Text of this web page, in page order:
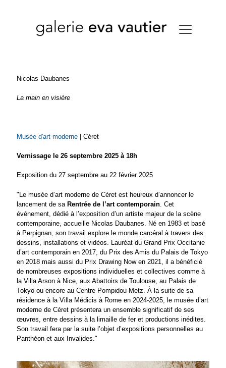
Nicolas Daubanes
La main en visière
Musée d'art moderne | Céret
Vernissage le 26 septembre 2025 à 18h
Exposition du 27 septembre au 22 février 2025
"Le musée d’art moderne de Céret est heureux d’annoncer le
lancement de sa Rentrée de l’art contemporain. Cet
événement, dédié à l’exposition d’un artiste majeur de la scène
contemporaine, accueille Nicolas Daubanes. Né en 1983 et basé
à Perpignan, son travail explore le monde carcéral à travers des
dessins, installations et vidéos. Lauréat du Grand Prix Occitanie
d’art contemporain en 2017, du Prix des Amis du Palais de Tokyo
en 2018 mais aussi du Prix Drawing Now en 2021, il a bénéficié
de nombreuses expositions individuelles et collectives comme à
la Villa Arson à Nice, aux Abattoirs de Toulouse, au Palais de
Tokyo ou encore au Centre Pompidou-Metz. À la suite de sa
résidence à la Villa Médicis à Rome en 2024-2025, le musée d’art
moderne de Céret présentera un ensemble significatif de ses
œuvres, entre dessins à la limaille de fer et productions inédites.
Son travail fera par la suite l’objet d’expositions personnelles au
Panthéon et aux Invalides."